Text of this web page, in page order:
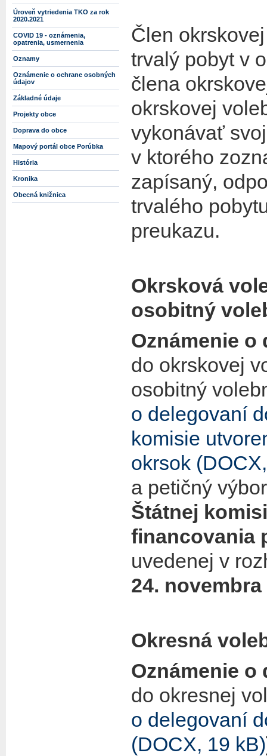
Úroveň vytriedenia TKO za rok
2020.2021
COVID 19 - oznámenia,
opatrenia, usmernenia
Oznamy
Oznámenie o ochrane osobných
údajov
Základné údaje
Projekty obce
Doprava do obce
Mapový portál obce Porúbka
História
Kronika
Obecná knižnica
Člen
trvalý pobyt v
člena
okrskovej
vykonávať
v ktorého
zapísaný,
trvalého
preukazu.
Okrsková
osobitný
Oznámenie o
do okrskovej
osobitný
o delegovaní
komisie
okrsok
a petičný
Štátnej
financovania
uvedenej v
24. novembra
Okresná
Oznámenie o
do okresnej
o delegovaní
(DOCX, 19 kB)